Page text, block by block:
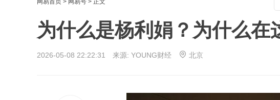
网易首页 > 网易号 > 正文
为什么是杨利娟？为什么在
2026-05-08 22:22:31 来源: YOUNG财经 北京